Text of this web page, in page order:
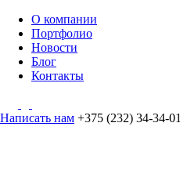
О компании
Портфолио
Новости
Блог
Контакты
Написать нам +375 (232) 34-34-01